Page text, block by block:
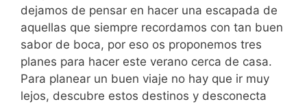
dejamos de pensar en hacer una escapada de
aquellas que siempre recordamos con tan buen
sabor de boca, por eso os proponemos tres
planes para hacer este verano cerca de casa.
Para planear un buen viaje no hay que ir muy
lejos, descubre estos destinos y desconecta